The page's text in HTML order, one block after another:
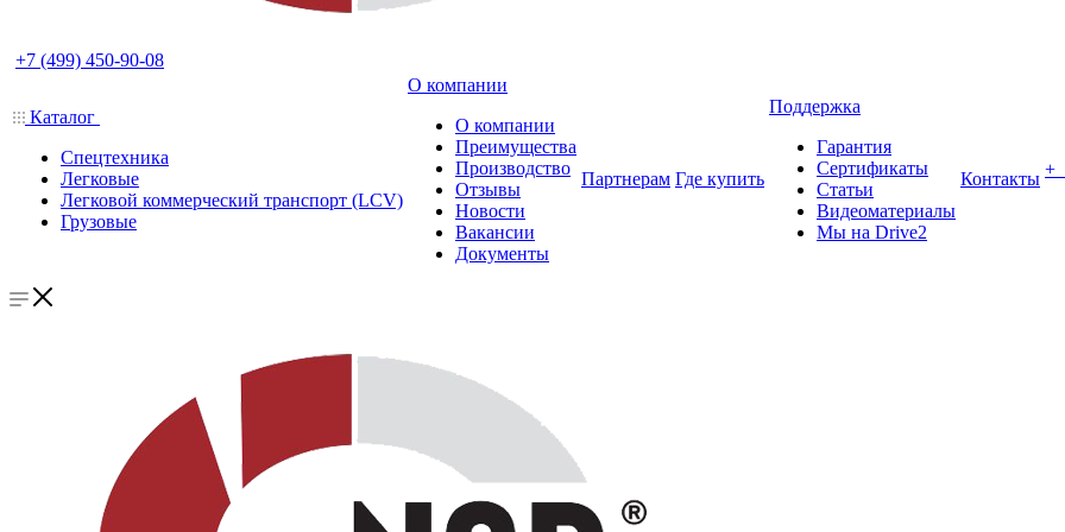
+7 (499) 450-90-08
Каталог
Спецтехника
Легковые
Легковой коммерческий транспорт (LCV)
Грузовые
О компании
О компании
Преимущества
Производство
Отзывы
Новости
Вакансии
Документы
Партнерам Где купить
Поддержка
Гарантия
Сертификаты
Статьи
Видеоматериалы
Мы на Drive2
Контакты +